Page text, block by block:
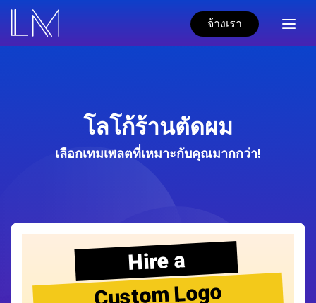
จ้างเรา
โลโก้ร้านตัดผม
เลือกเทมเพลตที่เหมาะกับคุณมากกว่า!
Hire a
Custom Logo